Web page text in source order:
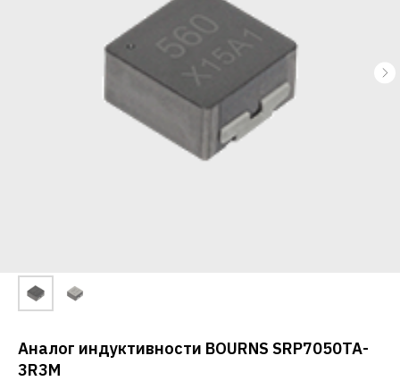
Аналог индуктивности BOURNS SRP7050TA-
3R3M